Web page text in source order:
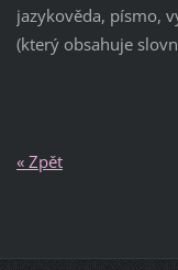
jazykověda, písmo,
(který obsahuje
« Zpět